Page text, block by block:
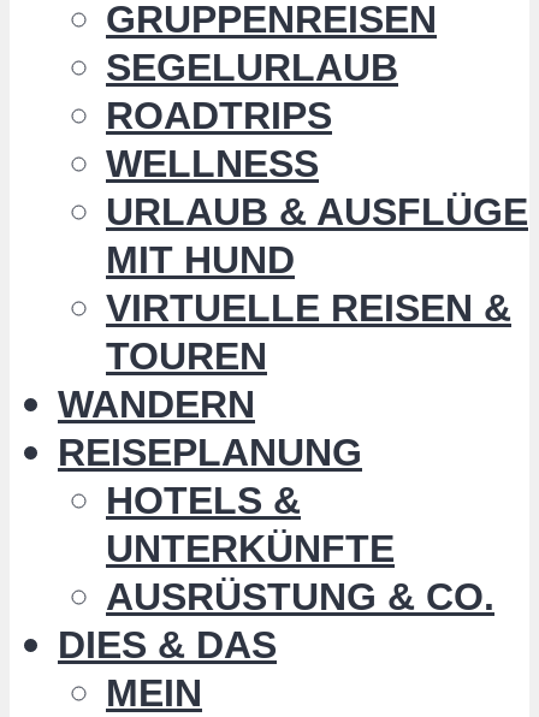
GRUPPENREISEN
SEGELURLAUB
ROADTRIPS
WELLNESS
URLAUB & AUSFLÜGE
MIT HUND
VIRTUELLE REISEN &
TOUREN
WANDERN
REISEPLANUNG
HOTELS &
UNTERKÜNFTE
AUSRÜSTUNG & CO.
DIES & DAS
MEIN